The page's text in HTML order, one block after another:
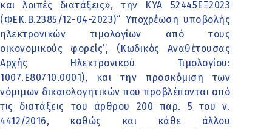
και λοιπές διατάξεις», την ΚΥΑ 52445ΕΞ2023
(ΦΕΚ.Β.2385/12-04-2023)‘’ Υποχρέωση υποβολής
ηλεκτρονικών τιμολογίων από τους
οικονομικούς φορείς’’, (Κωδικός Αναθέτουσας
Αρχής Ηλεκτρονικού Τιμολογίου:
1007.Ε80710.0001), και την προσκόμιση των
νόμιμων δικαιολογητικών που προβλέπονται από
τις διατάξεις του άρθρου 200 παρ. 5 του ν.
4412/2016, καθώς και κάθε άλλου